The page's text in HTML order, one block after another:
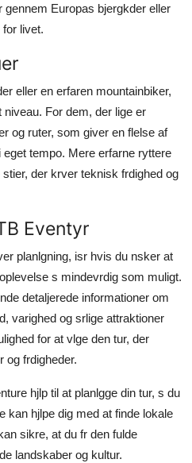
Europas bjergkder eller
livet.
eller en erfaren mountainbiker,
For dem, der lige er
og ruter, som giver en flelse af
tempo. Mere erfarne ryttere
der krver teknisk frdighed og
Eventyr
planlgning, isr hvis du nsker at
s mindevrdig som muligt.
detaljerede informationer om
varighed og srlige attraktioner
for at vlge den tur, der
og frdigheder.
hjlp til at planlgge din tur, s du
kan hjlpe dig med at finde lokale
sikre, at du fr den fulde
landskaber og kultur.